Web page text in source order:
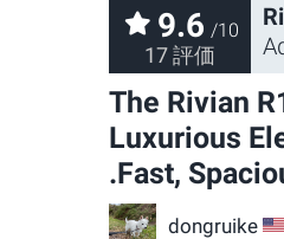
9.6 /10
17 評価
The Rivian
Luxurious
.Fast,
dongruike